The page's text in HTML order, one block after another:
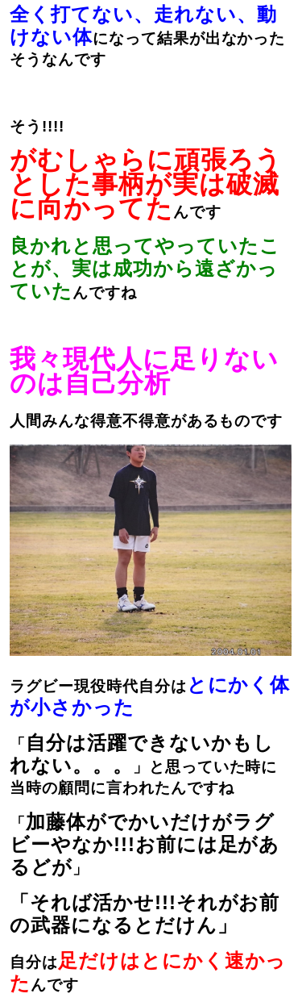
全く打てない、走れない、動
けない体になって結果が出なかった
そうなんです
そう!!!!
がむしゃらに頑張ろう
とした事柄が実は破滅
に向かってた んです
良かれと思ってやっていたこ
とが、実は成功から遠ざかっ
ていた んですね
我々現代人に足りない
のは自己分析
人間みんな得意不得意があるものです
ラグビー現役時代自分は とにかく体
が小さかった
「 自分は活躍できないかもし
れない。。。
」と思っていた時に
当時の顧問に言われたんですね
「 加藤体がでかいだけがラグ
ビーやなか!!!お前には足があ
るどが 」
「それば活かせ!!!それがお前
の武器になるとだけん」
自分は足だけはとにかく速かっ
た んです